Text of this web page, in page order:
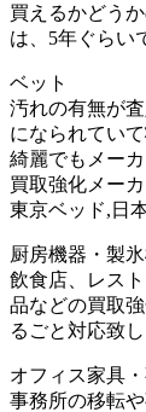
買えるかどう
は、5年ぐらい
ベット
汚れの有無が
になられてい
綺麗でもメー
買取強化メー
東京ベッド,日
厨房機器・製
飲食店、レス
品などの買取
るごと対応致し
オフィス家具
事務所の移転